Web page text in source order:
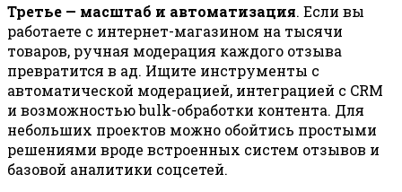
Третье — масштаб и автоматизация. Если вы
работаете с интернет-магазином на тысячи
товаров, ручная модерация каждого отзыва
превратится в ад. Ищите инструменты с
автоматической модерацией, интеграцией с CRM
и возможностью bulk-обработки контента. Для
небольших проектов можно обойтись простыми
решениями вроде встроенных систем отзывов и
базовой аналитики соцсетей.